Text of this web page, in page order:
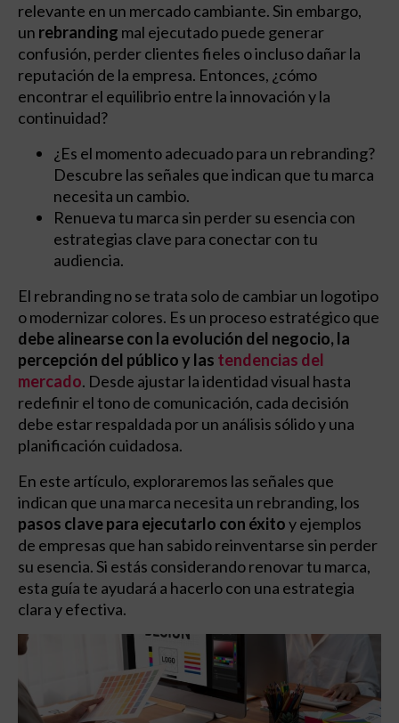
relevante en un mercado cambiante. Sin embargo,
un rebranding mal ejecutado puede generar
confusión, perder clientes fieles o incluso dañar la
reputación de la empresa. Entonces, ¿cómo
encontrar el equilibrio entre la innovación y la
continuidad?
¿Es el momento adecuado para un rebranding?
Descubre las señales que indican que tu marca
necesita un cambio.
Renueva tu marca sin perder su esencia con
estrategias clave para conectar con tu
audiencia.
El rebranding no se trata solo de cambiar un logotipo
o modernizar colores. Es un proceso estratégico que
debe alinearse con la evolución del negocio, la
percepción del público y las tendencias del
mercado. Desde ajustar la identidad visual hasta
redefinir el tono de comunicación, cada decisión
debe estar respaldada por un análisis sólido y una
planificación cuidadosa.
En este artículo, exploraremos las señales que
indican que una marca necesita un rebranding, los
pasos clave para ejecutarlo con éxitoy ejemplos
de empresas que han sabido reinventarse sin perder
su esencia. Si estás considerando renovar tu marca,
esta guía te ayudará a hacerlo con una estrategia
clara y efectiva.